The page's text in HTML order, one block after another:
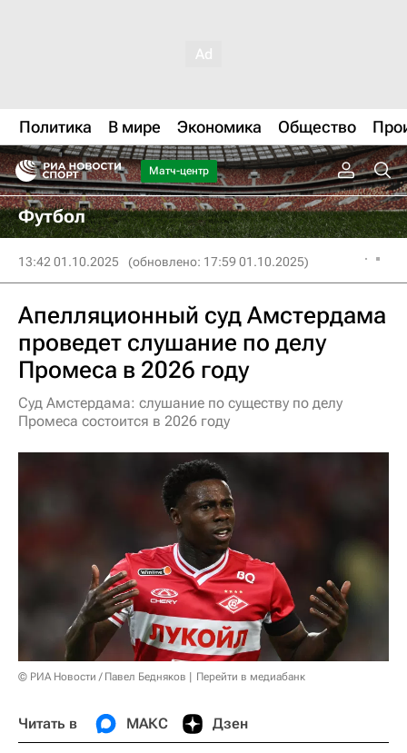
Политика В мире Экономика Общество
Матч-центр
Футбол
13:42 01.10.2025 (обновлено: 17:59 01.10.2025)
Апелляционный суд Амстердама
проведет слушание по делу
Промеса в 2026 году
Суд Амстердама: слушание по существу по делу
Промеса состоится в 2026 году
© РИА Новости / Павел Бедняков Перейти в медиабанк
Читать в МАКС Дзен